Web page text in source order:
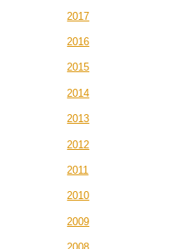
2017
2016
2015
2014
2013
2012
2011
2010
2009